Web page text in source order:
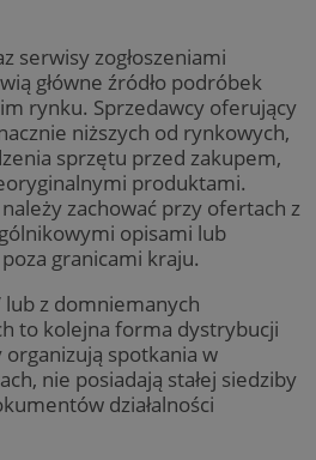
serwisy zogłoszeniami
główne źródło podróbek
rynku. Sprzedawcy oferujący
niższych od rynkowych,
sprzętu przed zakupem,
produktami.
zachować przy ofertach z
opisami lub
granicami kraju.
lub z domniemanych
to kolejna forma dystrybucji
spotkania w
nie posiadają stałej siedziby
działalności